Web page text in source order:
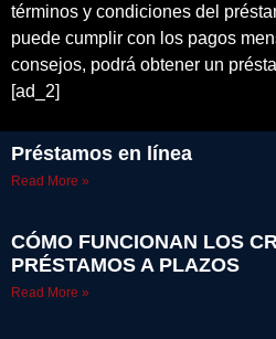
términos y condiciones del
puede cumplir con los pagos
consejos, podrá obtener un
[ad_2]
Préstamos en línea
Read More »
CÓMO FUNCIONAN LOS
PRÉSTAMOS A PLAZOS
Read More »